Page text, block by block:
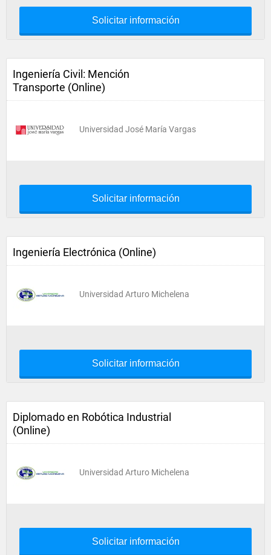
Solicitar información
Ingeniería Civil: Mención
Transporte (Online)
Universidad José María Vargas
Solicitar información
Ingeniería Electrónica (Online)
Universidad Arturo Michelena
Solicitar información
Diplomado en Robótica Industrial
(Online)
Universidad Arturo Michelena
Solicitar información